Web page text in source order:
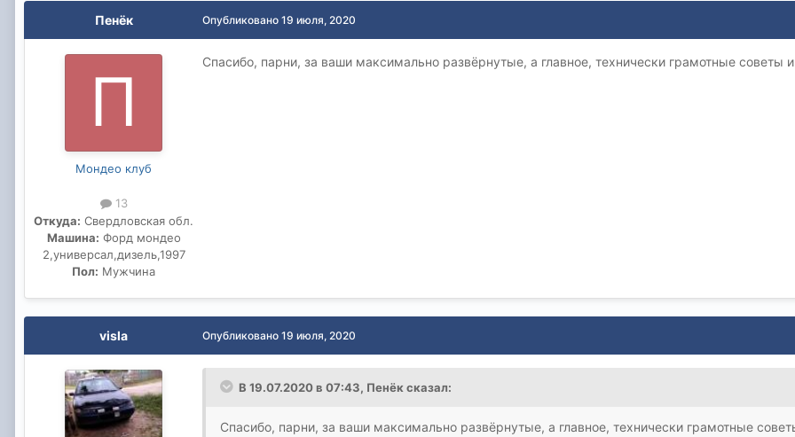
Пенёк
Мондео клуб
13
Откуда: Свердловская обл.
Машина: Форд мондео
2,универсал,дизель,1997
Пол: Мужчина
Опубликовано 19 июля, 2020
Спасибо, парни, за ваши максимально развёрнутые, а главное, технически грамотные
visla Опубликовано 19 июля, 2020
В 19.07.2020 в 07:43, Пенёк сказал:
Спасибо, парни, за ваши максимально развёрнутые, а главное, технически грамотные